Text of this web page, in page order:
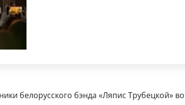
белорусского бэнда «Ляпис Трубецкой»